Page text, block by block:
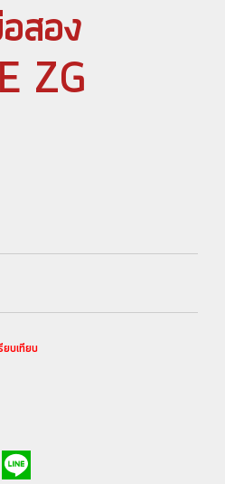
สอง
ZG
ยบเทียบ